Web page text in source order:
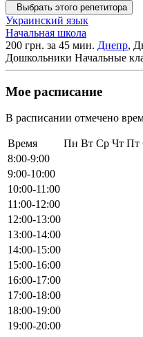
Выбрать этого репетитора
Украинский язык
Начальная школа
200 грн. за 45 мин. Днепр,
Дошкольники Начальные
Мое расписание
В расписании отмечено
Время Пн Вт Ср Чт Пт
8:00-9:00
9:00-10:00
10:00-11:00
11:00-12:00
12:00-13:00
13:00-14:00
14:00-15:00
15:00-16:00
16:00-17:00
17:00-18:00
18:00-19:00
19:00-20:00